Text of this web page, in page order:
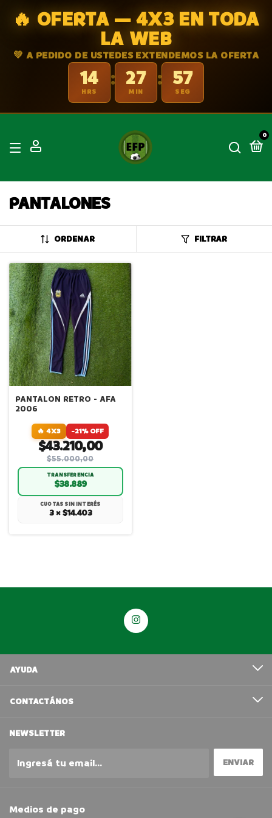
🔥 OFERTA — 4X3 EN TODA
LA WEB
💚 A PEDIDO DE USTEDES EXTENDEMOS LA OFERTA
14
HRS
: 27
MIN
: 57
SEG
0
PANTALONES
ORDENAR FILTRAR
PANTALON RETRO - AFA
2006
🔥 4X3 -21% OFF
$43.210,00
$55.000,00
TRANSFERENCIA
$38.889
CUOTAS SIN INTERÉS
3 × $14.403
AYUDA
CONTACTÁNOS
NEWSLETTER
Medios de pago